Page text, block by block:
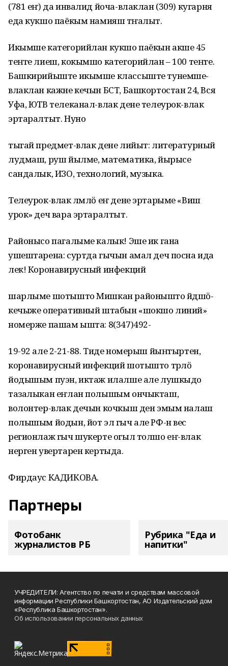
(781 еҥ) да инвалид йоча-влаклан (309) кугарня
еда кукшо паёкым намияш тӱҥалыт.
Икымше категорийлан кукшо паёкын акше 45
теҥге лиеш, кокымшо категорийлан – 100 теҥге.
Башкирийыште икымше классыште тунемше-
влаклан кажне кечын БСТ, Башкортостан 24, Вся
Уфа, ЮТВ телеканал-влак дене телеурок-влак
эртаралтыт. Нуно
тыгай предмет-влак дене лийыт: литературный
лудмаш, руш йылме, математика, йырысе
сандалык, ИЗО, технологий, музыка.
Телеурок-влак лӱмлӧ еҥ дене эртарыме «Виш
урок» деч вара эртаралтыт.
Районысо пагалыме калык! Эше ик гана
ушештарена: суртда гычын амал деч посна ида
лек! Коронавирусный инфекций
шарлыме шотышто Мишкан районышто йӱдшӧ-
кечыже оперативный штабын «шокшо линий»
номерже пашам ышта: 8(347)492-
19-92 але 2-21-88. Тиде номерыш йыҥгыртен,
коронавирусный инфекций шотышто тӱрлӧ
йодышым пуэн, иктаж илалше але лушкыдо
тазалыкан еҥлан полышым ончыкташ,
волонтер-влак дечын кочкыш ден эмым налаш
полышым йодын, йот эл гыч але РФ-н вес
регионлаж гыч шукерте огыл толшо еҥ-влак
нерген увертарен кертыда.
Фирдаус КАДИКОВА.
Партнеры
Фотобанк
журналистов РБ
Рубрика "Еда и
напитки"
УЧРЕДИТЕЛИ: Агентство по печати и средствам массовой
информации Республики Башкортостан, АО Издательский дом
«Республика Башкортостан».
Об использовании персональных данных